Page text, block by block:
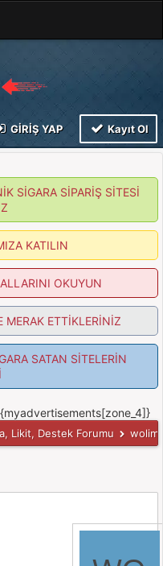
GIRIŞ YAP Kayıt Ol
SİGARA SİPARİŞ SİTESİ
KATILIN
OKUYUN
MERAK ETTİKLERİNİZ
SATAN SİTELERİN
{myadvertisements[zone_4]}
Likit, Destek Forumu wolim,